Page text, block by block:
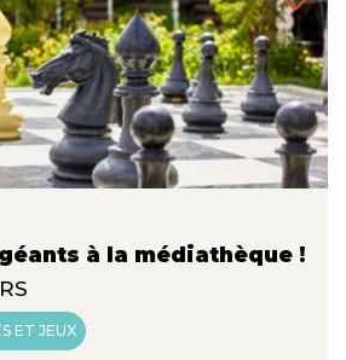
à la médiathèque !
ET JEUX